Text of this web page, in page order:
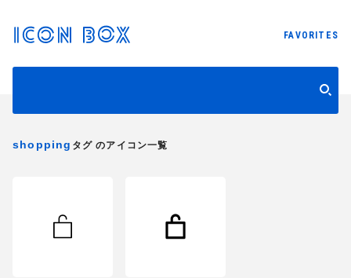
FAVORITES
shopping タグ のアイコン一覧